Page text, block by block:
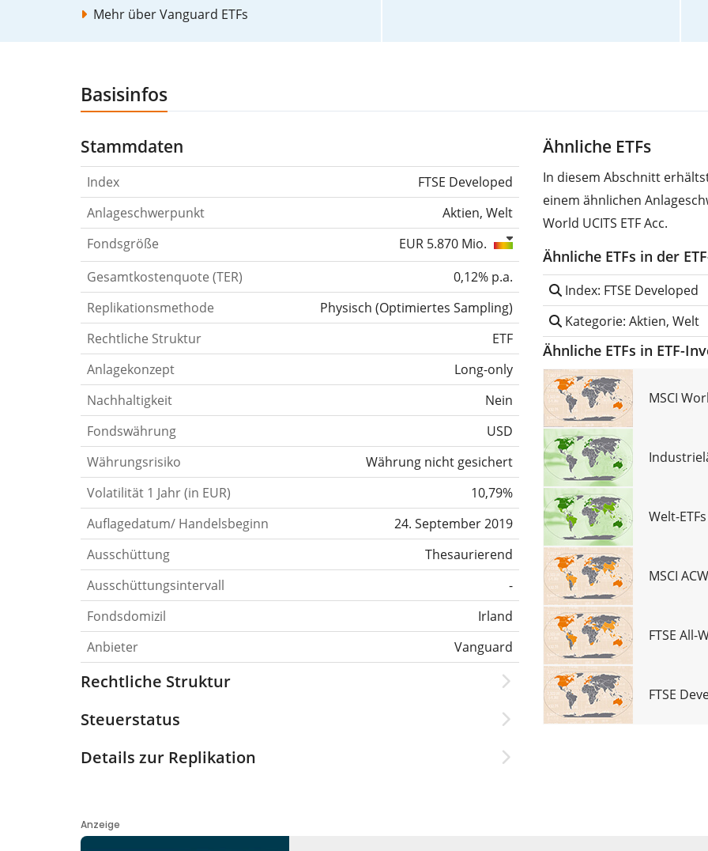
Mehr über Vanguard ETFs
Basisinfos
Stammdaten
Index
FTSE Developed
Anlageschwerpunkt
Aktien, Welt
Fondsgröße
EUR 5.870 Mio.
Gesamtkostenquote (TER)
0,12% p.a.
Replikationsmethode
Physisch (Optimiertes Sampling)
Rechtliche Struktur
ETF
Anlagekonzept
Long-only
Nachhaltigkeit
Nein
Fondswährung
USD
Währungsrisiko
Währung nicht gesichert
Volatilität 1 Jahr (in EUR)
10,79%
Auflagedatum/ Handelsbeginn
24. September 2019
Ausschüttung
Thesaurierend
Ausschüttungsintervall
-
Fondsdomizil
Irland
Anbieter
Vanguard
Rechtliche Struktur
Steuerstatus
Details zur Replikation
Ähnliche ETFs
In diesem Abschnitt
einem ähnlichen
World UCITS ETF Acc.
Ähnliche ETFs in der
Index: FTSE Developed
Kategorie: Aktien, Welt
Ähnliche ETFs in ETF-
MSCI
Welt-
MSCI
FTSE All-
FTSE